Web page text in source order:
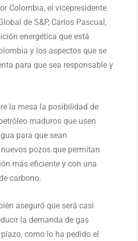
Colombia, el vicepresidente
de S&P, Carlos Pascual,
energética que está
y los aspectos que se
para que sea responsable y
la mesa la posibilidad de
maduros que usen
para que sean
pozos que permitan
más eficiente y con una
carbono.
aseguró que será casi
la demanda de gas
como lo ha pedido el